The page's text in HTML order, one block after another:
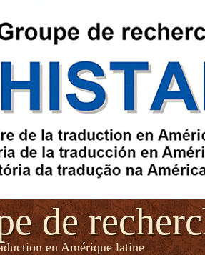
de
en Amérique latine